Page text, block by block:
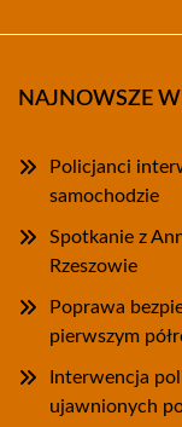
NAJNOWSZE
Policjanci
samochodzie
Spotkanie z
Rzeszowie
Poprawa
pierwszym
Interwencja
ujawnionych